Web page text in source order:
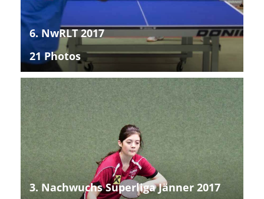
6. NwRLT 2017
21 Photos
3. Nachwuchs Superliga Jänner 2017